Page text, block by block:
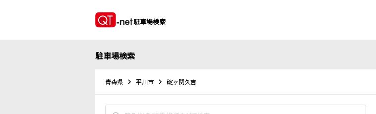
駐車場検索
駐車場検索
青森県 平川市 碇ヶ関久吉